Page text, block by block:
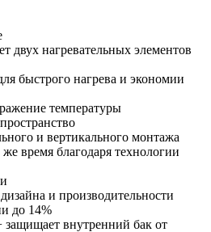
двух нагревательных элементов
быстрого нагрева и экономии
температуры
и вертикального монтажа
время благодаря технологии
и производительности
до 14%
внутренний бак от